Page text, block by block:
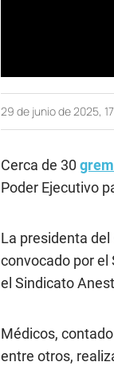
29 de junio de 2025,
Cerca de 30
Poder Ejecutivo
La presidenta
convocado por el
el Sindicato
Médicos,
entre otros,